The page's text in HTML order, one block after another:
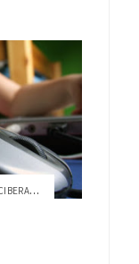
TALLER USFQ "EL NUEVO BULLYING: CIBERACO...